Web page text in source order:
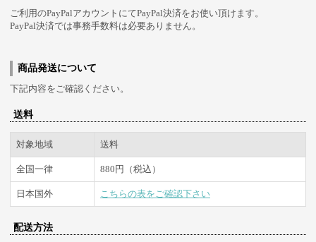
ご利用のPayPalアカウントにてPayPal決済をお使い頂けます。
PayPal決済では事務手数料は必要ありません。
商品発送について
下記内容をご確認ください。
送料
対象地域 送料
全国一律 880円（税込）
日本国外 こちらの表をご確認下さい
配送方法